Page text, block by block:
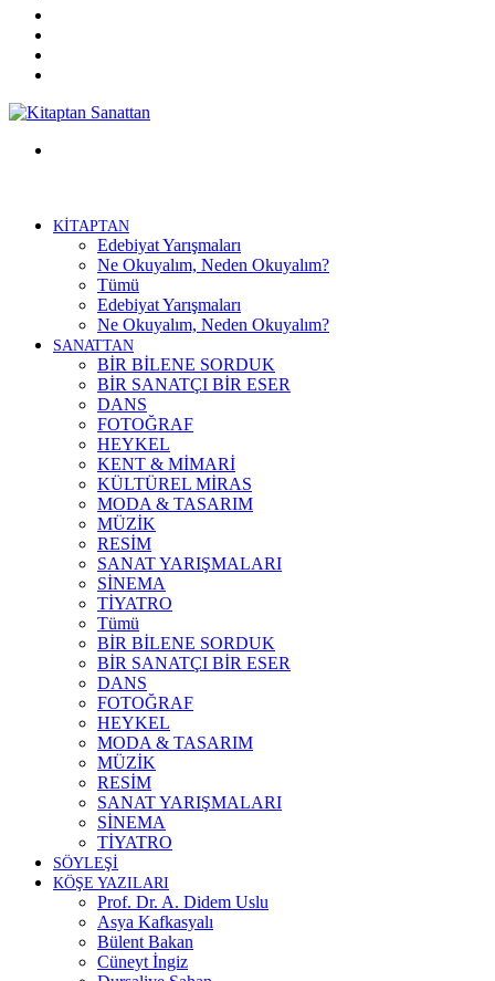
KİTAPTAN
Edebiyat Yarışmaları
Ne Okuyalım, Neden Okuyalım?
Tümü
Edebiyat Yarışmaları
Ne Okuyalım, Neden Okuyalım?
SANATTAN
BİR BİLENE SORDUK
BİR SANATÇI BİR ESER
DANS
FOTOĞRAF
HEYKEL
KENT & MİMARİ
KÜLTÜREL MİRAS
MODA & TASARIM
MÜZİK
RESİM
SANAT YARIŞMALARI
SİNEMA
TİYATRO
Tümü
BİR BİLENE SORDUK
BİR SANATÇI BİR ESER
DANS
FOTOĞRAF
HEYKEL
MODA & TASARIM
MÜZİK
RESİM
SANAT YARIŞMALARI
SİNEMA
TİYATRO
SÖYLEŞİ
KÖŞE YAZILARI
Prof. Dr. A. Didem Uslu
Asya Kafkasyalı
Bülent Bakan
Cüneyt İngiz